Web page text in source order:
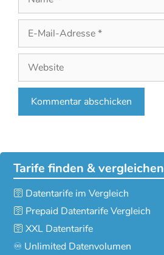
Mail-
Adresse
Website
Tarife finden & vergleichen
🛜 Datentarife im Vergleich
🛜 Prepaid Datentarife Vergleich
🛜 XXL Datentarife
♾️ Unlimited Datenvolumen